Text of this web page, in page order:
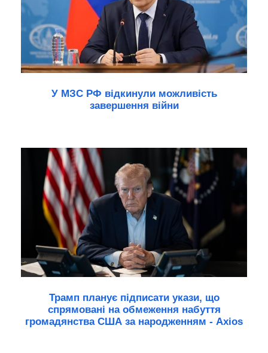
У МЗС РФ відкинули можливість
завершення війни
Трамп планує підписати укази, що
спрямовані на обмеження набуття
громадянства США за народженням - Axios